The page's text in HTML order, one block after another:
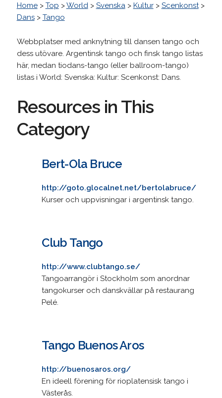
Home> Top >World> Svenska> Kultur> Scenkonst>
Dans> Tango
Webbplatser med anknytning till dansen tango och
dess utövare. Argentinsk tango och finsk tango listas
här, medan tiodans-tango (eller ballroom-tango)
listas i World: Svenska: Kultur: Scenkonst: Dans.
Resources in This
Category
Bert-Ola Bruce
http://goto.glocalnet.net/bertolabruce/
Kurser och uppvisningar i argentinsk tango.
Club Tango
http://www.clubtango.se/
Tangoarrangör i Stockholm som anordnar
tangokurser och danskvällar på restaurang
Pelé.
Tango Buenos Aros
http://buenosaros.org/
En ideell förening för rioplatensisk tango i
Västerås.